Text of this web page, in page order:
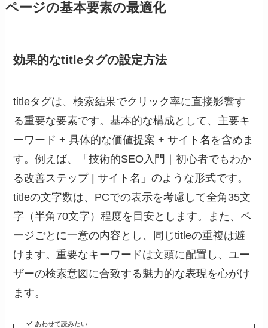
ページの基本要素の最適化
効果的なtitleタグの設定方法
titleタグは、検索結果でクリック率に直接影響す
る重要な要素です。基本的な構成として、主要キ
ーワード + 具体的な価値提案 + サイト名を含めま
す。例えば、「技術的SEO入門｜初心者でもわか
る改善ステップ | サイト名」のような形式です。
titleの文字数は、PCでの表示を考慮して全角35文
字（半角70文字）程度を目安とします。また、ペ
ージごとに一意の内容とし、同じtitleの重複は避
けます。重要なキーワードは文頭に配置し、ユー
ザーの検索意図に合致する魅力的な表現を心がけ
ます。
あわせて読みたい